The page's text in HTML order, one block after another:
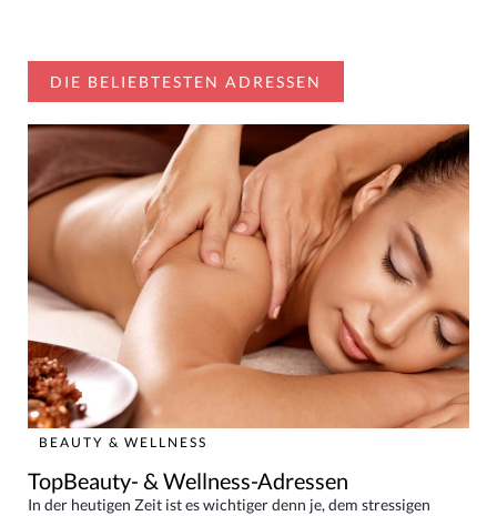
DIE BELIEBTESTEN ADRESSEN
BEAUTY & WELLNESS
TopBeauty- & Wellness-Adressen
In der heutigen Zeit ist es wichtiger denn je, dem stressigen